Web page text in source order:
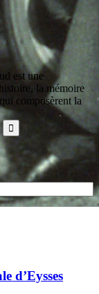
est une
la mémoire
composèrent la
d’Eysses